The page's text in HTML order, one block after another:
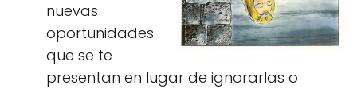
nuevas
oportunidades
que se te
presentan en lugar de ignorarlas o